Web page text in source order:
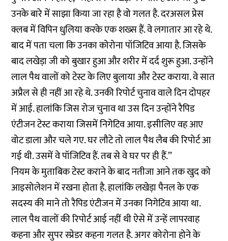
उनके बारे में साझा किया जा रहा है वो गलत है. दरअसल प्रेस
क्लब में विपिन धुलिया करके एक शख्स हैं. वे लगातार आ रहे थे.
बाद में पता चला कि उनका कोरोना पॉजिटिव आया है. जिसके
बाद लखेड़ा जी को बुखार हुआ और शरीर में दर्द शुरू हुआ. उन्होंने
लाल पैथ वालों को टेस्ट के लिए बुलाया और टेस्ट कराया. वे सात
अप्रैल से ही नहीं आ रहे थे. उनकी रिपोर्ट चुनाव वाले दिन दोपहर
में आई. हालांकि जिस रोज चुनाव था उस दिन उन्होंने रैपिड
एंटीजन टेस्ट कराया जिसमें निगेटिव आया. इसीलिए वह आए
वोट डाला और चले गए. घर लौटे तो लाल पैथ लैब की रिपोर्ट आ
गई थी. उसमें वे पॉजिटिव हैं. तब से वे घर पर ही हैं.’’
नियम के मुताबिक टेस्ट कराने के बाद नतीजा आने तक खुद को
आइसोलेशन में रखना होता है. हालांकि लखेड़ा पैनल के एक
सदस्य की माने तो रैपिड एंटीजन में उनका निगेटिव आया था.
लाल पैथ वालों की रिपोर्ट आई नहीं थी ऐसे में उन्हें लापरवाह
कहना और सुपर स्प्रेडर कहना गलत है. अगर कोरोना होने के